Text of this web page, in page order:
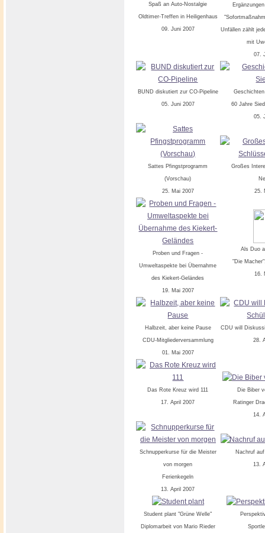
Spaß an Auto-Nostalgie
Oldtimer-Treffen in Heiligenhaus
09. Juni 2007 Unfällen zählt
mit
07.
BUND diskutiert zur CO-Pipeline
05. Juni 2007 60 Jahre
05.
Sattes Pfingstprogramm
(Vorschau)
25. Mai 2007
Großes
25.
Proben und Fragen -
Umweltaspekte bei Übernahme
des Kiekert-Geländes
19. Mai 2007
Als Duo
"Die
16.
Halbzeit, aber keine Pause
CDU-Mitgliederversammlung
01. Mai 2007
CDU will
28.
Das Rote Kreuz wird 111
17. April 2007
Die Biber
Ratinger
14.
Schnupperkurse für die Meister
von morgen
Ferienkegeln
13. April 2007
Nachruf
13.
Student plant "Grüne Welle"
Diplomarbeit von Mario Rieder